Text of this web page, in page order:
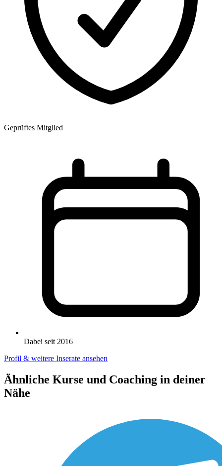
Geprüftes Mitglied
Dabei seit 2016
Profil & weitere Inserate ansehen
Ähnliche Kurse und Coaching in deiner
Nähe